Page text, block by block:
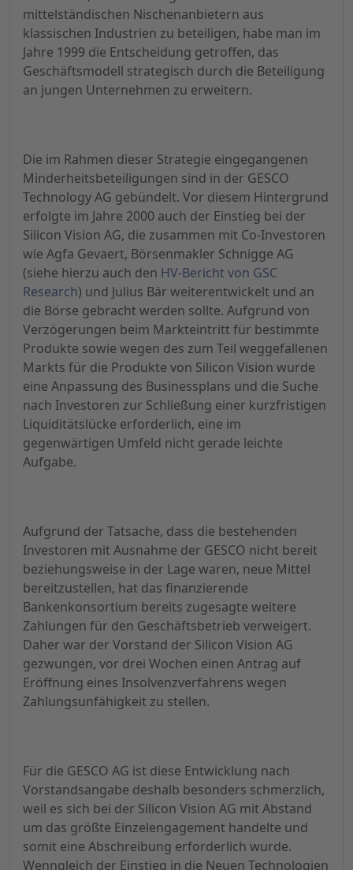
mittelständischen Nischenanbietern aus
klassischen Industrien zu beteiligen, habe man im
Jahre 1999 die Entscheidung getroffen, das
Geschäftsmodell strategisch durch die Beteiligung
an jungen Unternehmen zu erweitern.
Die im Rahmen dieser Strategie eingegangenen
Minderheitsbeteiligungen sind in der GESCO
Technology AG gebündelt. Vor diesem Hintergrund
erfolgte im Jahre 2000 auch der Einstieg bei der
Silicon Vision AG, die zusammen mit Co-Investoren
wie Agfa Gevaert, Börsenmakler Schnigge AG
(siehe hierzu auch den HV-Bericht von GSC
Research) und Julius Bär weiterentwickelt und an
die Börse gebracht werden sollte. Aufgrund von
Verzögerungen beim Markteintritt für bestimmte
Produkte sowie wegen des zum Teil weggefallenen
Markts für die Produkte von Silicon Vision wurde
eine Anpassung des Businessplans und die Suche
nach Investoren zur Schließung einer kurzfristigen
Liquiditätslücke erforderlich, eine im
gegenwärtigen Umfeld nicht gerade leichte
Aufgabe.
Aufgrund der Tatsache, dass die bestehenden
Investoren mit Ausnahme der GESCO nicht bereit
beziehungsweise in der Lage waren, neue Mittel
bereitzustellen, hat das finanzierende
Bankenkonsortium bereits zugesagte weitere
Zahlungen für den Geschäftsbetrieb verweigert.
Daher war der Vorstand der Silicon Vision AG
gezwungen, vor drei Wochen einen Antrag auf
Eröffnung eines Insolvenzverfahrens wegen
Zahlungsunfähigkeit zu stellen.
Für die GESCO AG ist diese Entwicklung nach
Vorstandsangabe deshalb besonders schmerzlich,
weil es sich bei der Silicon Vision AG mit Abstand
um das größte Einzelengagement handelte und
somit eine Abschreibung erforderlich wurde.
Wenngleich der Einstieg in die Neuen Technologien